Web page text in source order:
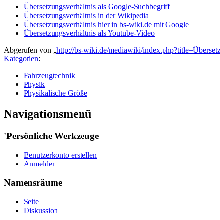
Übersetzungsverhältnis als Google-Suchbegriff
Übersetzungsverhältnis in der Wikipedia
Übersetzungsverhältnis hier in bs-wiki.de mit Google
Übersetzungsverhältnis als Youtube-Video
Abgerufen von „http://bs-wiki.de/mediawiki/
Kategorien:
Fahrzeugtechnik
Physik
Physikalische Größe
Navigationsmenü
'Persönliche Werkzeuge
Benutzerkonto erstellen
Anmelden
Namensräume
Seite
Diskussion